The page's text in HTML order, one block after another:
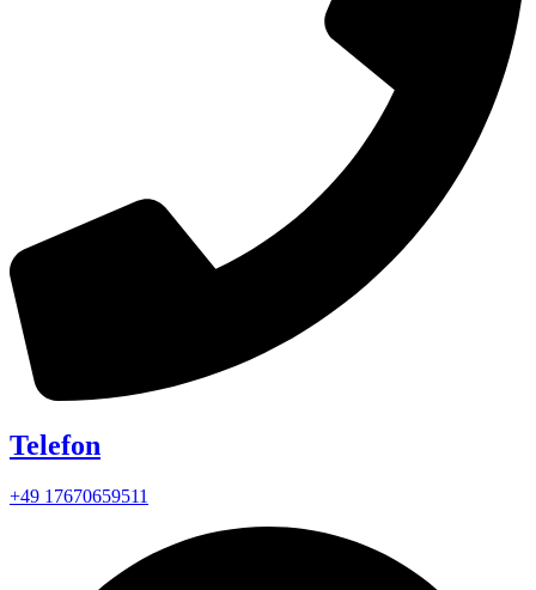
Telefon
+49 17670659511